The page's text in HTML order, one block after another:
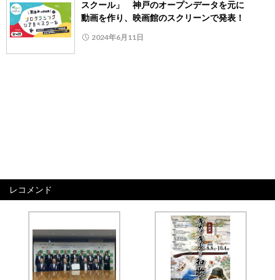
スクール」 神戸のオープンデータを元に
動画を作り、映画館のスクリーンで発表！
2024年6月11日
レコメンド